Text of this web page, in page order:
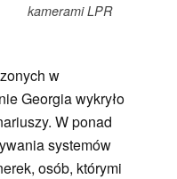
kamerami LPR
w
Georgia wykryło
W ponad
systemów
osób, którymi